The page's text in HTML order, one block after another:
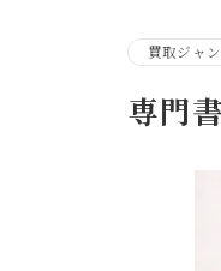
買取ジャ
専門